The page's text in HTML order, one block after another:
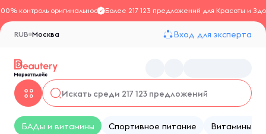
контроль оригинальностиБолее 217 123 предложений для Красоты и
Москва
RUB Вход для эксперта
БАДы и витамины Спортивное питание Витамины